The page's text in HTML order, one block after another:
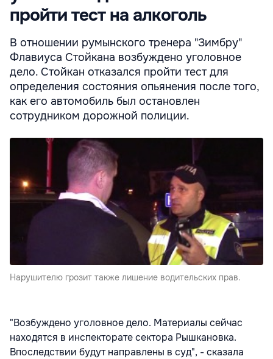
пройти тест на алкоголь
В отношении румынского тренера "Зимбру"
Флавиуса Стойкана возбуждено уголовное
дело. Стойкан отказался пройти тест для
определения состояния опьянения после того,
как его автомобиль был остановлен
сотрудником дорожной полиции.
Нарушителю грозит также лишение водительских прав.
"Возбуждено уголовное дело. Материалы сейчас
находятся в инспекторате сектора Рышкановка.
Впоследствии будут направлены в суд", - сказала